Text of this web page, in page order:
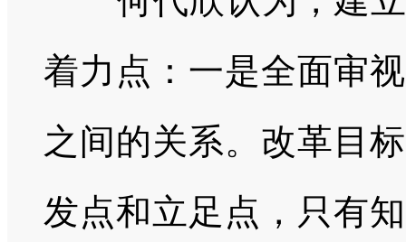
着力点：一是全面审
之间的关系。改革目
发点和立足点，只有